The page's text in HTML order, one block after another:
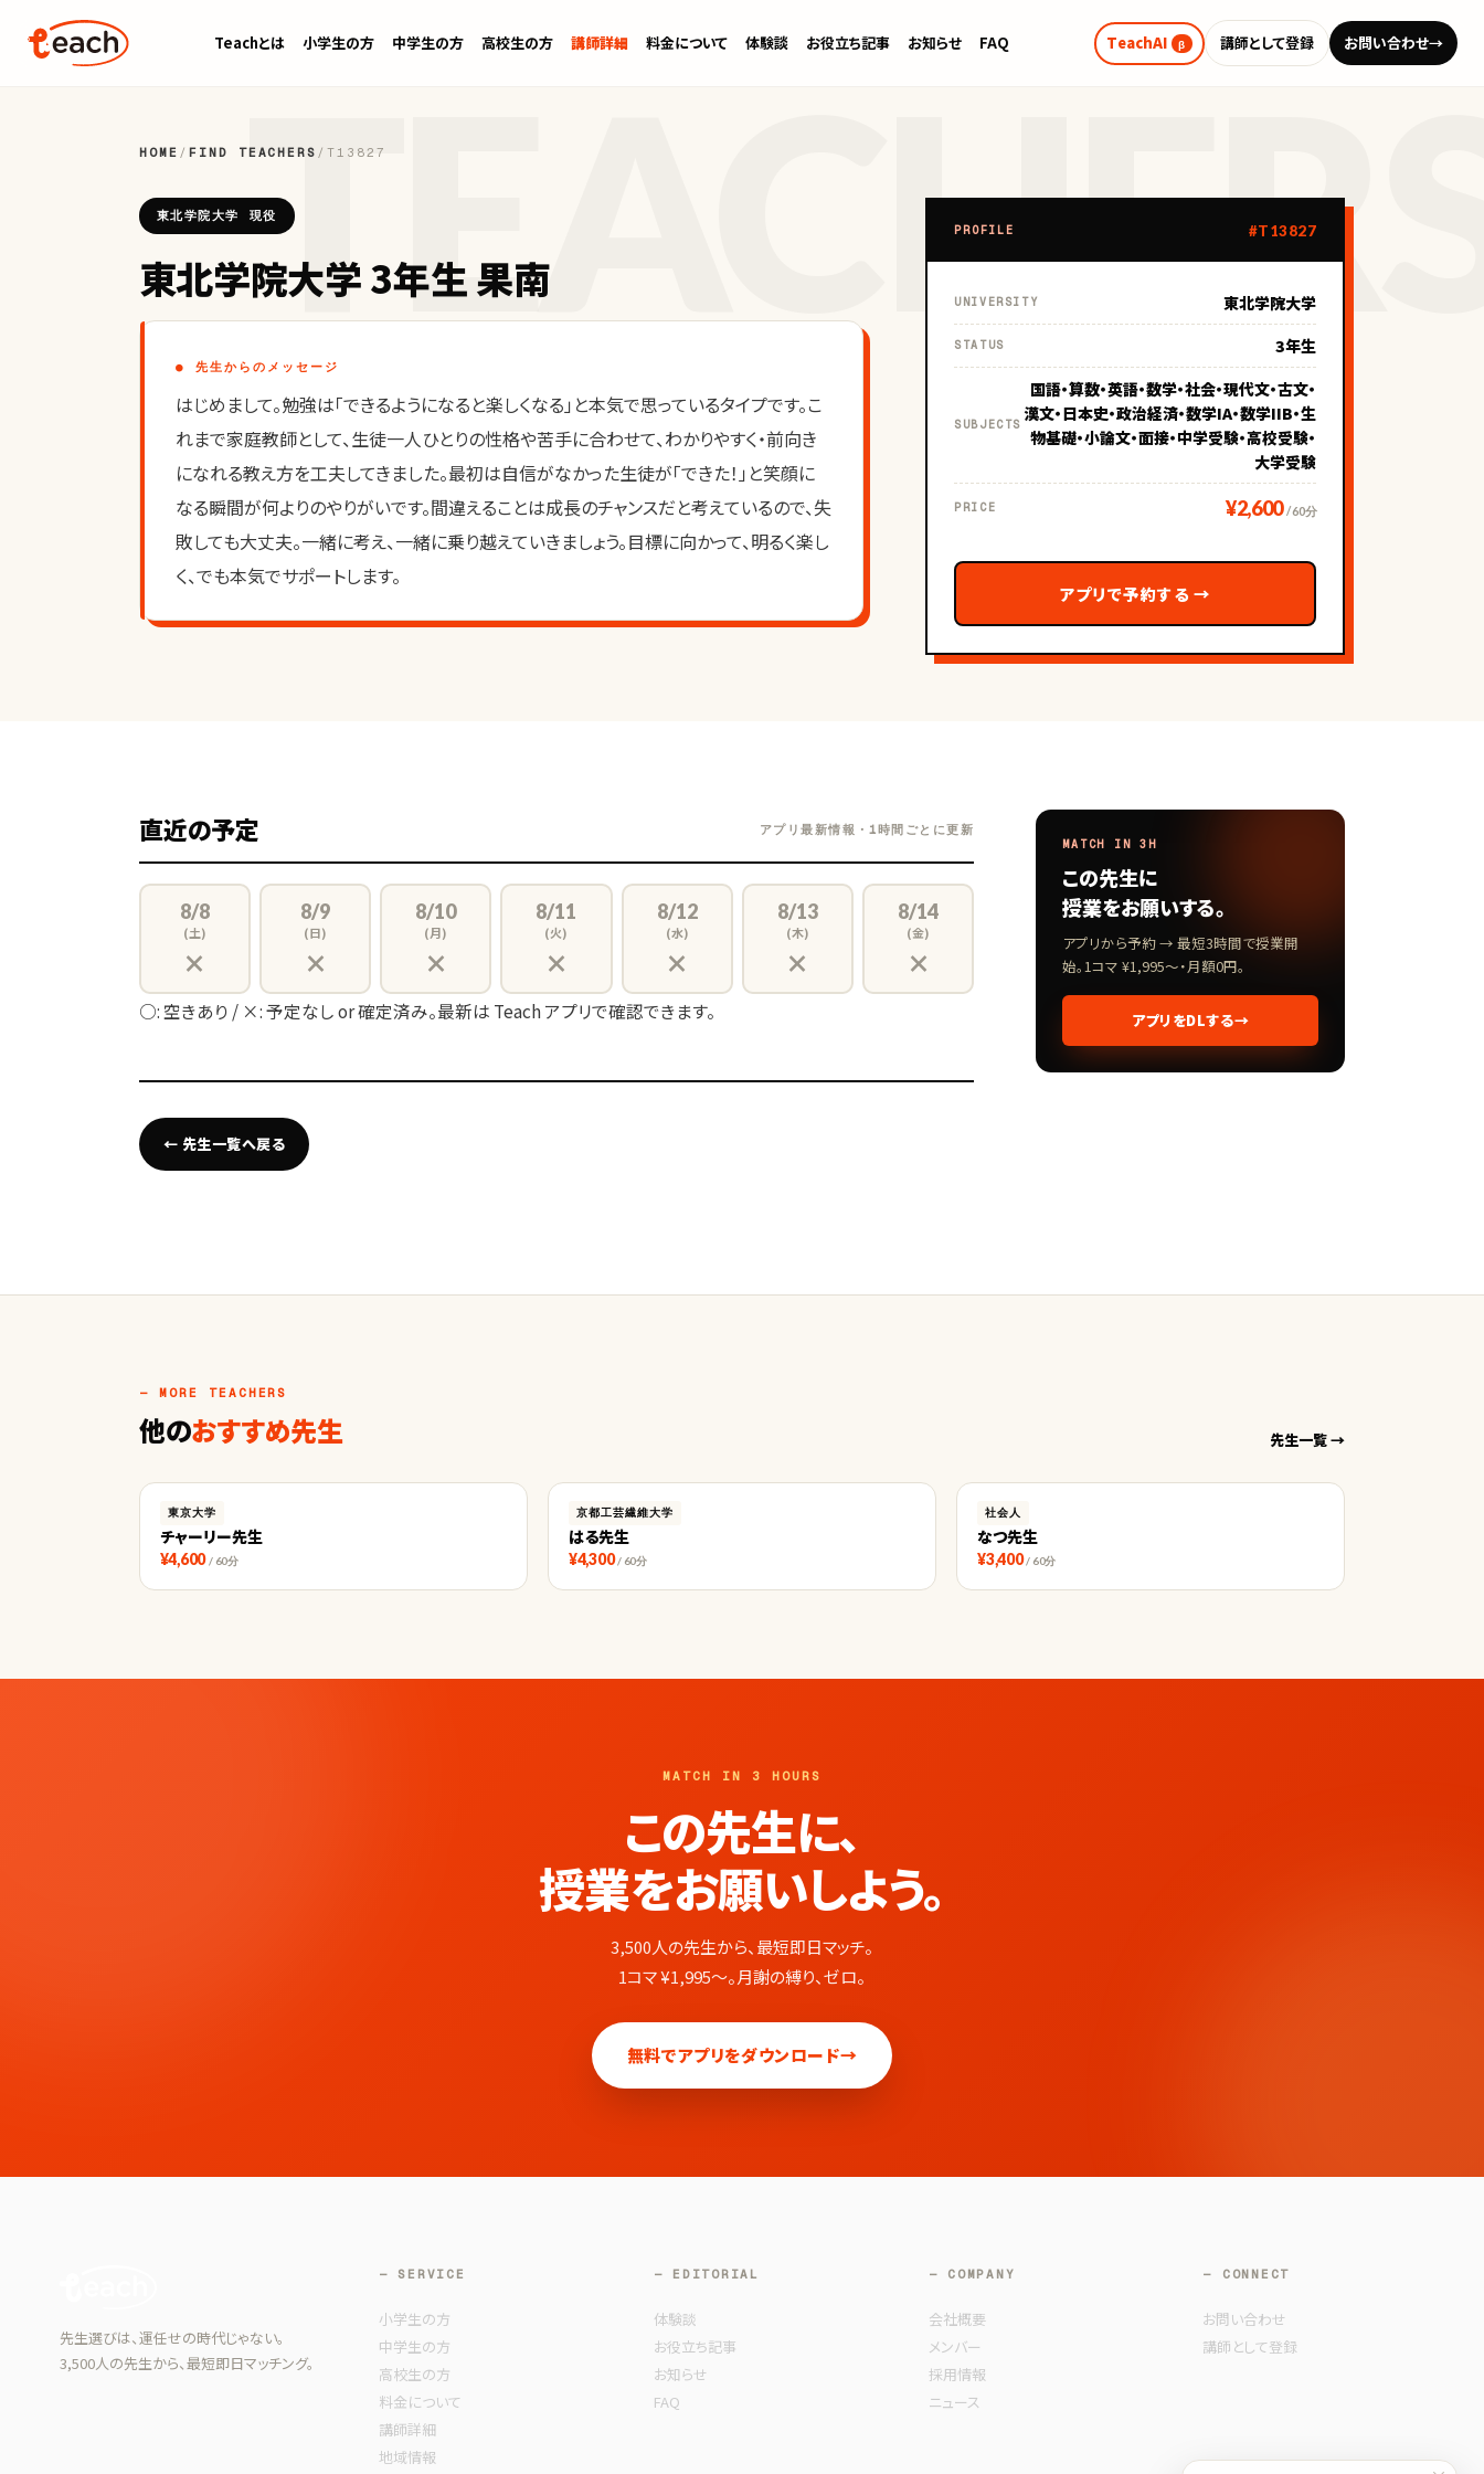
Teachとは 小学生の方 中学生の方 高校生の方 講師詳細 料金について 体験談 お役立ち記事 お知らせ FAQ TeachAI β 講師として登録 お問い合わせ→
HOME / FIND TEACHERS /T13827
東北学院大学 現役
東北学院大学 3年生 果南
● 先生からのメッセージ
はじめまして。勉強は「できるようになると楽しくなる」と本気で思っているタイプです。こ
れまで家庭教師として、生徒一人ひとりの性格や苦手に合わせて、わかりやすく・前向き
になれる教え方を工夫してきました。最初は自信がなかった生徒が「できた！」と笑顔に
なる瞬間が何よりのやりがいです。間違えることは成長のチャンスだと考えているので、失
敗しても大丈夫。一緒に考え、一緒に乗り越えていきましょう。目標に向かって、明るく楽し
く、でも本気でサポートします。
PROFILE #T13827
UNIVERSITY 東北学院大学
STATUS 3年生
SUBJECTS
国語・算数・英語・数学・社会・現代文・古文・
漢文・日本史・政治経済・数学IA・数学IIB・生
物基礎・小論文・面接・中学受験・高校受験・
大学受験
PRICE ¥2,600 / 60分
アプリで予約する→
直近の予定 アプリ最新情報・1時間ごとに更新
8/8
(土)
×
8/9
(日)
×
8/10
(月)
×
8/11
(火)
×
8/12
(水)
×
8/13
(木)
×
8/14
(金)
×
○: 空きあり / ×: 予定なし or 確定済み。最新は Teach アプリで確認できます。
← 先生一覧へ戻る
MATCH IN 3H
この先生に
授業をお願いする。
アプリから予約 → 最短3時間で授業開
始。1コマ ¥1,995〜・月額0円。
アプリをDLする→
— MORE TEACHERS
他のおすすめ先生 先生一覧 →
東京大学
チャーリー先生
¥4,600 / 60分
京都工芸繊維大学
はる先生
¥4,300 / 60分
社会人
なつ先生
¥3,400 / 60分
MATCH IN 3 HOURS
この先生に、
授業をお願いしよう。
3,500人の先生から、最短即日マッチ。
1コマ ¥1,995〜。月謝の縛り、ゼロ。
無料でアプリをダウンロード→
先生選びは、運任せの時代じゃない。
3,500人の先生から、最短即日マッチング。
— SERVICE
小学生の方
中学生の方
高校生の方
料金について
講師詳細
地域情報
— EDITORIAL
体験談
お役立ち記事
お知らせ
FAQ
— COMPANY
会社概要
メンバー
採用情報
ニュース
— CONNECT
お問い合わせ
講師として登録